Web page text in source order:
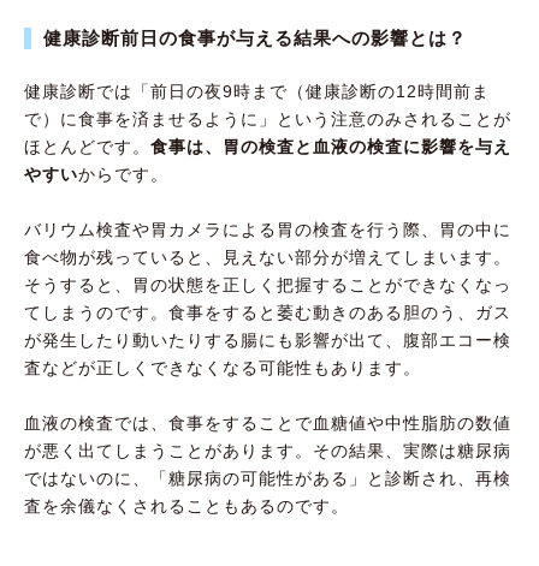
健康診断前日の食事が与える結果への影響とは？
健康診断では「前日の夜9時まで（健康診断の12時間前ま
で）に食事を済ませるように」という注意のみされることが
ほとんどです。 食事は、胃の検査と血液の検査に影響を与え
やすいからです。
バリウム検査や胃カメラによる胃の検査を行う際、胃の中に
食べ物が残っていると、見えない部分が増えてしまいます。
そうすると、胃の状態を正しく把握することができなくなっ
てしまうのです。食事をすると萎む動きのある胆のう、ガス
が発生したり動いたりする腸にも影響が出て、腹部エコー検
査などが正しくできなくなる可能性もあります。
血液の検査では、食事をすることで血糖値や中性脂肪の数値
が悪く出てしまうことがあります。その結果、実際は糖尿病
ではないのに、「糖尿病の可能性がある」と診断され、再検
査を余儀なくされることもあるのです。